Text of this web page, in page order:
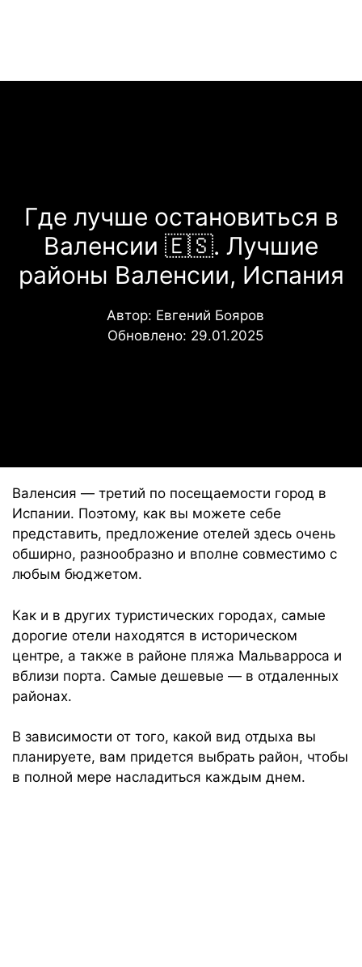
Где лучше остановиться в
Валенсии 🇪🇸. Лучшие
районы Валенсии, Испания
Автор: Евгений Бояров
Обновлено: 29.01.2025
Валенсия — третий по посещаемости город в
Испании. Поэтому, как вы можете себе
представить, предложение отелей здесь очень
обширно, разнообразно и вполне совместимо с
любым бюджетом.
Как и в других туристических городах, самые
дорогие отели находятся в историческом
центре, а также в районе пляжа Мальварроса и
вблизи порта. Самые дешевые — в отдаленных
районах.
В зависимости от того, какой вид отдыха вы
планируете, вам придется выбрать район, чтобы
в полной мере насладиться каждым днем.